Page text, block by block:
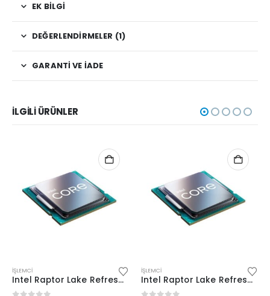
EK BILGI
DEĞERLENDIRMELER (1)
GARANTI VE İADE
İLGILI ÜRÜNLER
İŞLEMCI
Intel Raptor Lake Refresh i7 14700K 1700Pin (Tray)
İŞLEMCI
Intel Raptor Lake Refresh i9 14900KF 1700Pin(Tray)